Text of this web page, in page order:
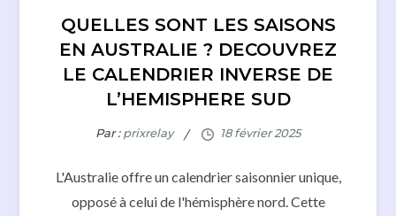
QUELLES SONT LES SAISONS
EN AUSTRALIE ? DECOUVREZ
LE CALENDRIER INVERSE DE
L’HEMISPHERE SUD
Par :prixrelay
L'Australie offre un calendrier saisonnier unique,
opposé à celui de l'hémisphère nord. Cette